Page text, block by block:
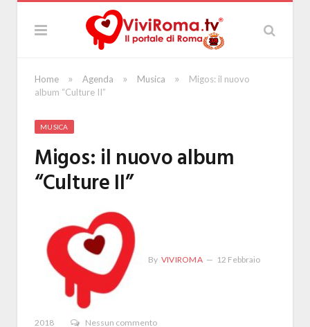
Home » Agenda » Musica »
Migos: il nuovo
album “Culture II”
MUSICA
Migos: il nuovo album
“Culture II”
By VIVIROMA 12 Febbraio
2018 Nessun commento